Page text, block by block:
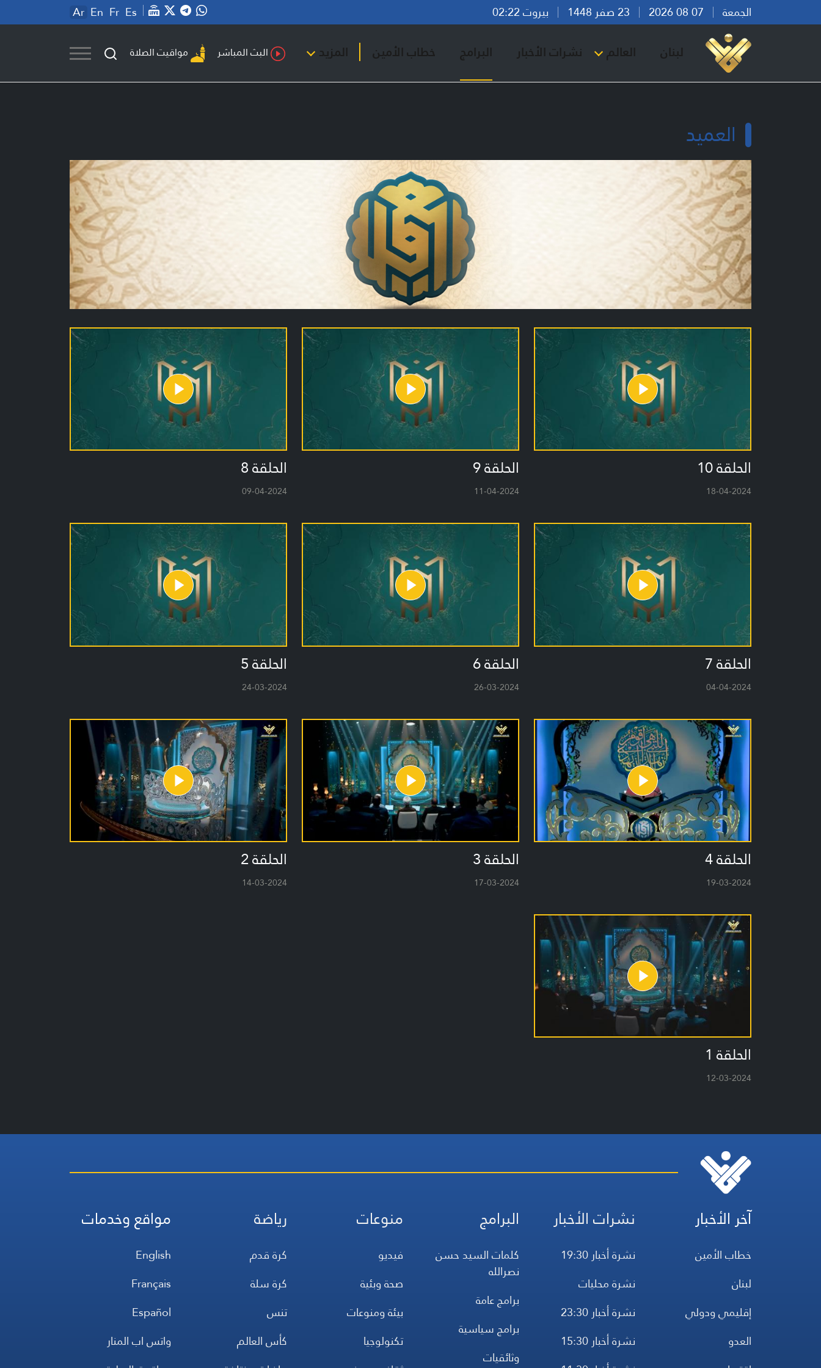
الجمعة بيروت 02:22 Ar En Fr Es
لبنان العالم نشرات الأخبار البرامج خطاب الأمين المزيد البث المباشر مواقيت الصلاة
العميد
الحلقة 10
18-04-2024
الحلقة 9
11-04-2024
الحلقة 8
09-04-2024
الحلقة 7
04-04-2024
الحلقة 6
26-03-2024
الحلقة 5
24-03-2024
الحلقة 4
19-03-2024
الحلقة 3
17-03-2024
الحلقة 2
14-03-2024
الحلقة 1
12-03-2024
آخر الأخبار
خطاب الأمين
لبنان
إقليمي ودولي
العدو
نشرات الأخبار
نشرة أخبار 19:30
نشرة محليات
نشرة أخبار 23:30
نشرة أخبار 15:30
البرامج
كلمات السيد حسن
نصرالله
برامج عامة
برامج سياسية
وثائقيات
منوعات
فيديو
صحة وبئية
بيئة ومنوعات
تكنولوجيا
رياضة
كرة قدم
كرة سلة
تنس
كأس العالم
مواقع وخدمات
English
Français
Español
واتس اب المنار